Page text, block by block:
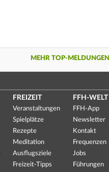
MEHR TOP-MELDUNGEN
FREIZEIT
Veranstaltungen
Spielplätze
Rezepte
Meditation
Ausflugsziele
Freizeit-Tipps
FFH-WELT
FFH-App
Newsletter
Kontakt
Frequenzen
Jobs
Führungen